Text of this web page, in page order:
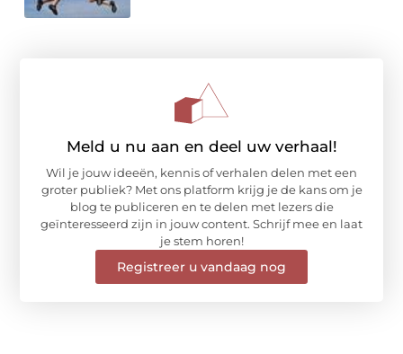
Meld u nu aan en deel uw verhaal!
Wil je jouw ideeën, kennis of verhalen delen met een
groter publiek? Met ons platform krijg je de kans om je
blog te publiceren en te delen met lezers die
geïnteresseerd zijn in jouw content. Schrijf mee en laat
je stem horen!
Registreer u vandaag nog